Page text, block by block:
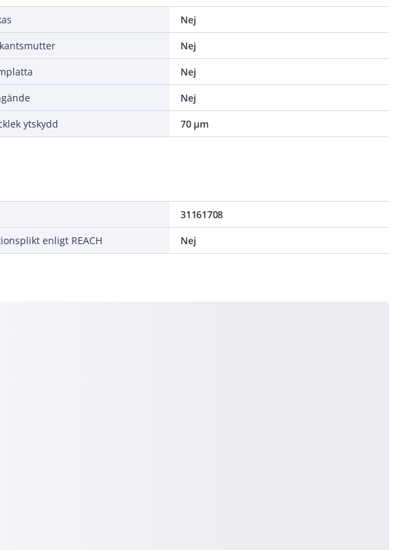
Nej
Nej
Nej
Nej
ytskydd
70 µm
31161708
enligt REACH
Nej